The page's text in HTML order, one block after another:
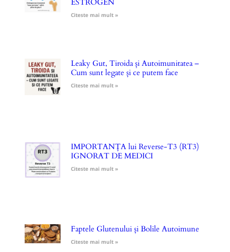
Citeste mai mult »
Leaky Gut, Tiroida și Autoimunitatea –
Cum sunt legate și ce putem face
Citeste mai mult »
IMPORTANȚA lui Reverse-T3 (RT3)
IGNORAT DE MEDICI
Citeste mai mult »
Faptele Glutenului și Bolile Autoimune
Citeste mai mult »